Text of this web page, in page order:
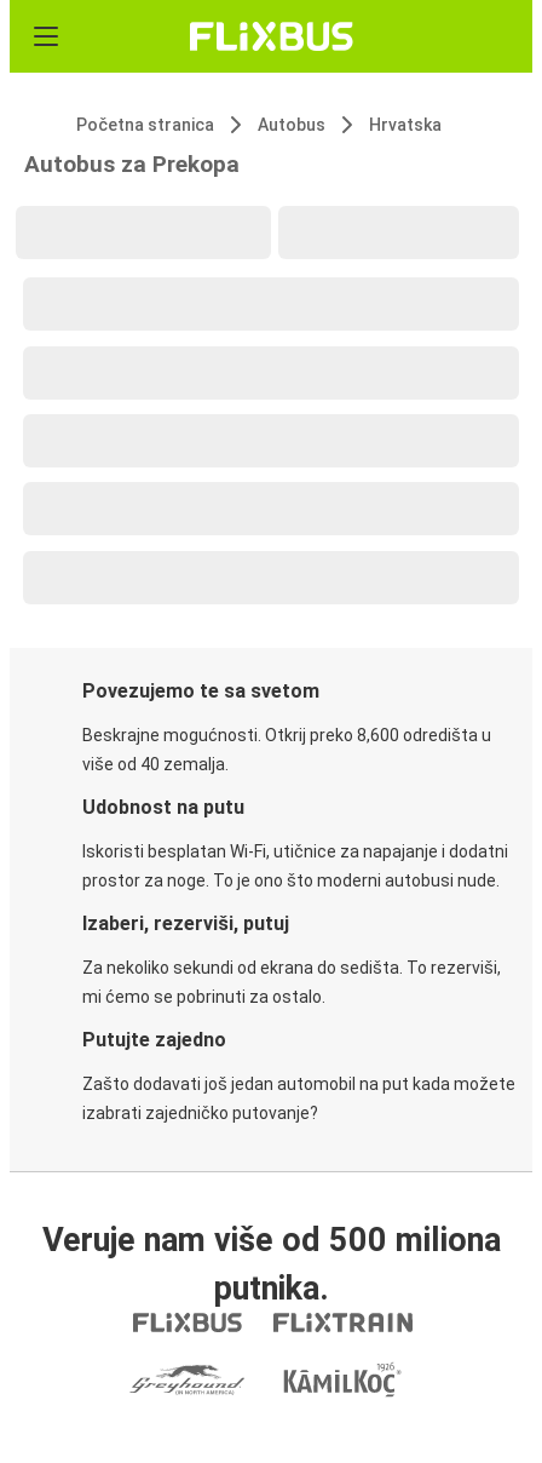
Početna stranica Autobus Hrvatska
Autobus za Prekopa
Povezujemo te sa svetom
Beskrajne mogućnosti. Otkrij preko 8,600 odredišta u
više od 40 zemalja.
Udobnost na putu
Iskoristi besplatan Wi-Fi, utičnice za napajanje i dodatni
prostor za noge. To je ono što moderni autobusi nude.
Izaberi, rezerviši, putuj
Za nekoliko sekundi od ekrana do sedišta. To rezerviši,
mi ćemo se pobrinuti za ostalo.
Putujte zajedno
Zašto dodavati još jedan automobil na put kada možete
izabrati zajedničko putovanje?
Veruje nam više od 500 miliona
putnika.